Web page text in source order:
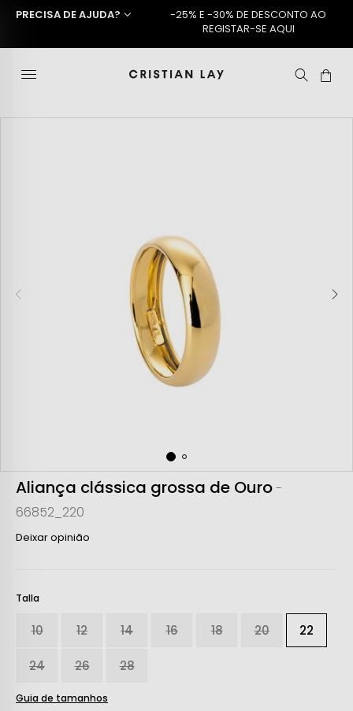
PRECISA DE AJUDA?
-25% E -30% DE DESCONTO AO
REGISTAR-SE AQUI
Aliança clássica grossa de Ouro-
66852_220
Deixar opinião
Talla
10 12 14 16 18 20 22
24 26 28
Guia de tamanhos